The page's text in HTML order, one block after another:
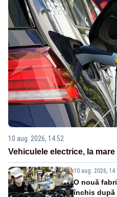
10 aug. 2026, 14:52
Vehiculele electrice, la
10 aug. 2026,
O nouă
închis după